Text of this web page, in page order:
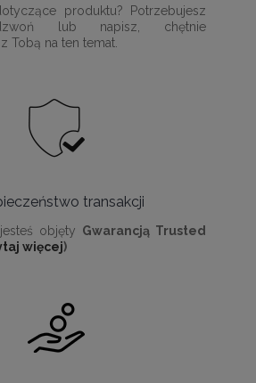
produktu? Potrzebujesz
lub napisz, chętnie
Tobą na ten temat.
transakcji
objęty Gwarancją Trusted
więcej)